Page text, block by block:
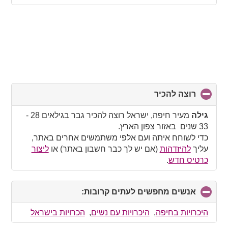
רוצה להכיר
to
collapse
contents
גילה
מעיר חיפה, ישראל רוצה להכיר גבר בגילאים 28 -
33 שנים באזור צפון הארץ.
כדי לשוחח איתה ועם אלפי משתמשים אחרים באתר,
עליךלהיזדהות (אם יש לך כבר חשבון באתר) אוליצור
כרטיס חדש.
אנשים מחפשים לעתים קרובות:
to
collapse
contents
היכרויות בחיפה, היכרויות עם נשים, הכרויות בישראל